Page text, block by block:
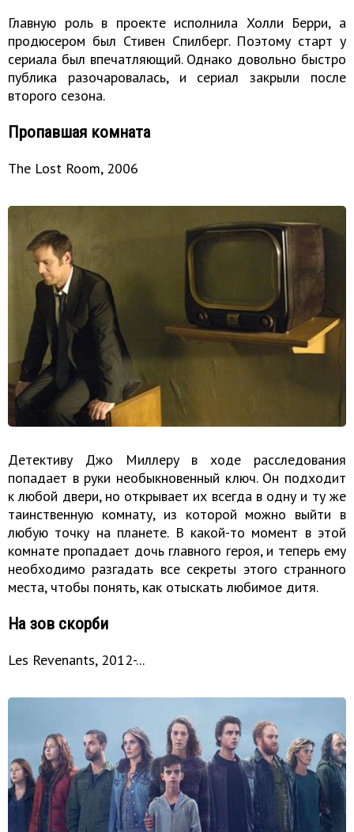
Главную роль в проекте исполнила Холли Берри, а
продюсером был Стивен Спилберг. Поэтому старт у
сериала был впечатляющий. Однако довольно быстро
публика разочаровалась, и сериал закрыли после
второго сезона.
Пропавшая комната
The Lost Room, 2006
Детективу Джо Миллеру в ходе расследования
попадает в руки необыкновенный ключ. Он подходит
к любой двери, но открывает их всегда в одну и ту же
таинственную комнату, из которой можно выйти в
любую точку на планете. В какой-то момент в этой
комнате пропадает дочь главного героя, и теперь ему
необходимо разгадать все секреты этого странного
места, чтобы понять, как отыскать любимое дитя.
На зов скорби
Les Revenants, 2012-...